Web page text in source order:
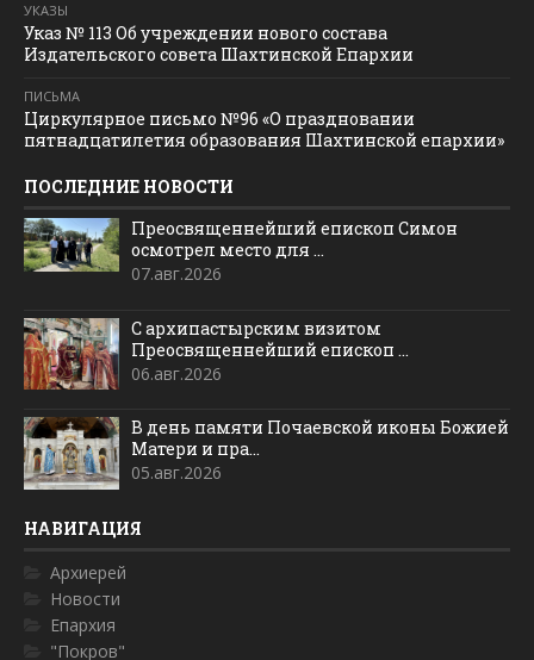
УКАЗЫ
Указ № 113 Об учреждении нового состава
Издательского совета Шахтинской Епархии
ПИСЬМА
Циркулярное письмо №96 «О праздновании
пятнадцатилетия образования Шахтинской епархии»
ПОСЛЕДНИЕ НОВОСТИ
Преосвященнейший епископ Симон
осмотрел место для ...
07.авг.2026
С архипастырским визитом
Преосвященнейший епископ ...
06.авг.2026
В день памяти Почаевской иконы Божией
Матери и пра...
05.авг.2026
НАВИГАЦИЯ
Архиерей
Новости
Епархия
"Покров"